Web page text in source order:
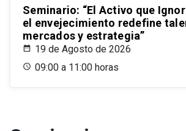
Seminario: “El Activo que
el envejecimiento redefine
mercados y estrategia”
19 de Agosto de 2026
09:00 a 11:00 horas